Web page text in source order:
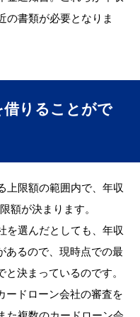
の書類が必要となりま
借りることがで
上限額の範囲内で、年収
額が決まります。
を選んだとしても、年収
あるので、現時点での最
決まっているのです。
ードローン会社の審査を